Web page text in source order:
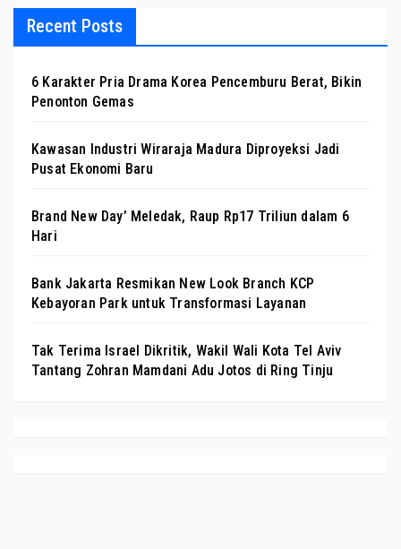
Recent Posts
6 Karakter Pria Drama Korea Pencemburu Berat, Bikin
Penonton Gemas
Kawasan Industri Wiraraja Madura Diproyeksi Jadi
Pusat Ekonomi Baru
Brand New Day’ Meledak, Raup Rp17 Triliun dalam 6
Hari
Bank Jakarta Resmikan New Look Branch KCP
Kebayoran Park untuk Transformasi Layanan
Tak Terima Israel Dikritik, Wakil Wali Kota Tel Aviv
Tantang Zohran Mamdani Adu Jotos di Ring Tinju